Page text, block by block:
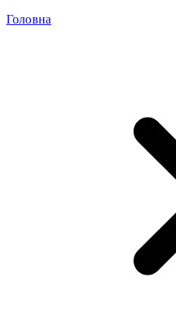
Головна